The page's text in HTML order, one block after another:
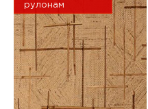
рулонам